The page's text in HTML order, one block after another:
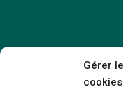
Gérer
cookies